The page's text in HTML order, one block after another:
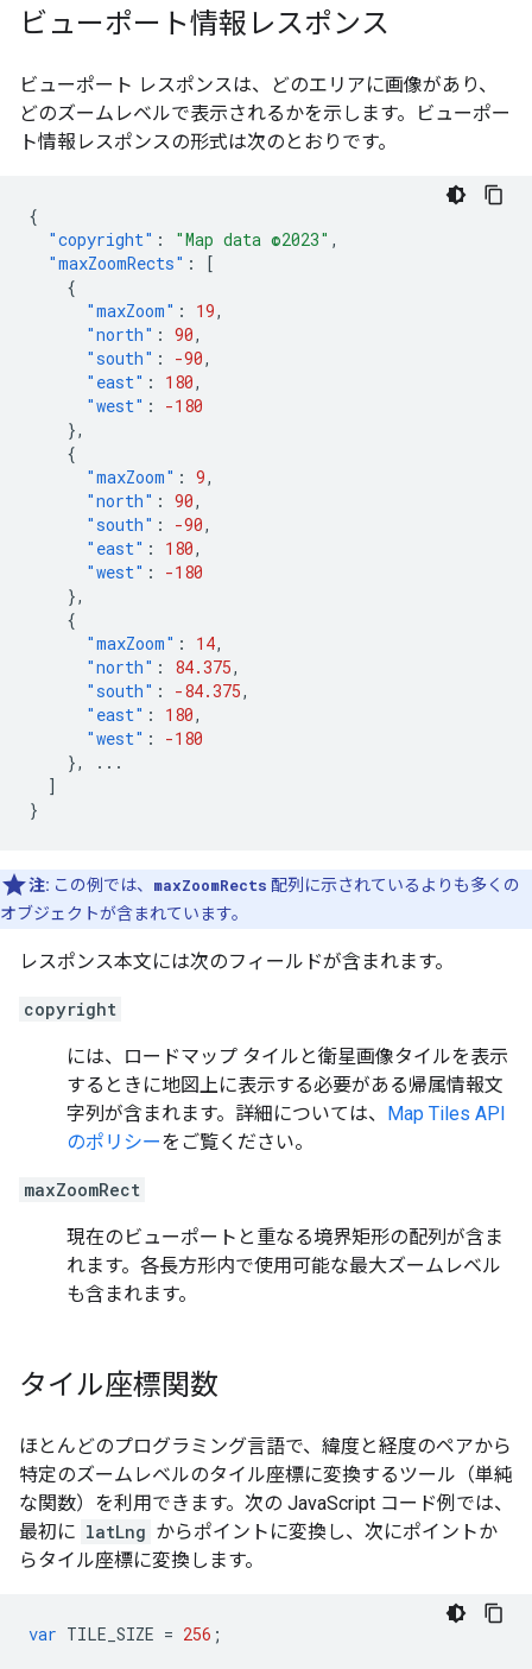
ビューポート情報レスポンス
ビューポート レスポンスは、どのエリアに画像があり、
どのズームレベルで表示されるかを示します。ビューポー
ト情報レスポンスの形式は次のとおりです。
{
"copyright" : "Map data ©2023" ,
"maxZoomRects" :
[
{
"maxZoom" : 19,
"north" : 90,
"south" : -90,
"east" : 180,
"west" :
-180
},
{
"maxZoom" : 9,
"north" : 90,
"south" : -90,
"east" : 180,
"west" :
-180
},
{
"maxZoom" : 14,
"north" : 84.375,
"south" : -84.375,
"east" : 180,
"west" :
-180
},
...
]
}
注: この例では、 maxZoomRects 配列に示されているよりも多くの
オブジェクトが含まれています。
レスポンス本文には次のフィールドが含まれます。
copyright
には、ロードマップ タイルと衛星画像タイルを表示
するときに地図上に表示する必要がある帰属情報文
字列が含まれます。詳細については、 Map Tiles API
のポリシーをご覧ください。
maxZoomRect
現在のビューポートと重なる境界矩形の配列が含ま
れます。各長方形内で使用可能な最大ズームレベル
も含まれます。
タイル座標関数
ほとんどのプログラミング言語で、緯度と経度のペアから
特定のズームレベルのタイル座標に変換するツール（単純
な関数）を利用できます。次の JavaScript コード例では、
最初に latLng からポイントに変換し、次にポイントか
らタイル座標に変換します。
var TILE_SIZE = 256 ;